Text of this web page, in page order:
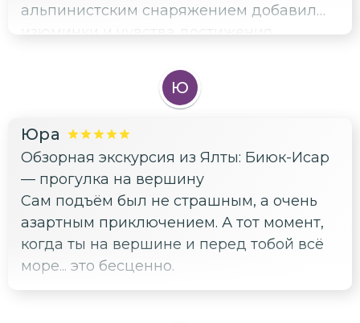
альпинистским снаряжением добавил
Ю
Юра
Обзорная экскурсия из Ялты: Биюк-Исар
— прогулка на вершину
Сам подъём был не страшным, а очень
азартным приключением. А тот момент,
когда ты на вершине и перед тобой всё
море... это бесценно.